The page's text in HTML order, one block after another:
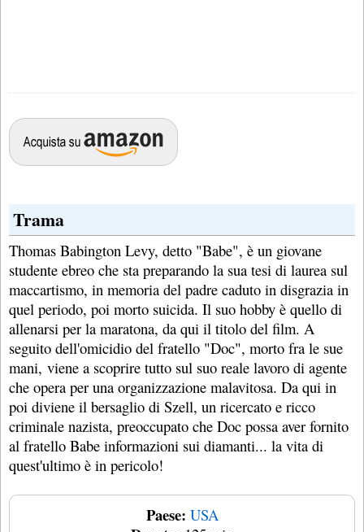
Trama
Thomas Babington Levy, detto "Babe", è un giovane
studente ebreo che sta preparando la sua tesi di laurea sul
maccartismo, in memoria del padre caduto in disgrazia in
quel periodo, poi morto suicida. Il suo hobby è quello di
allenarsi per la maratona, da qui il titolo del film. A
seguito dell'omicidio del fratello "Doc", morto fra le sue
mani, viene a scoprire tutto sul suo reale lavoro di agente
che opera per una organizzazione malavitosa. Da qui in
poi diviene il bersaglio di Szell, un ricercato e ricco
criminale nazista, preoccupato che Doc possa aver fornito
al fratello Babe informazioni sui diamanti... la vita di
quest'ultimo è in pericolo!
Paese: USA